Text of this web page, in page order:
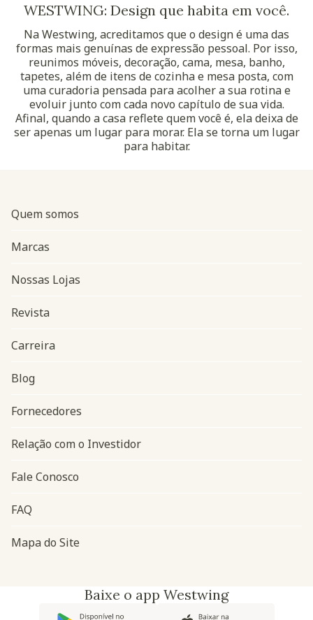
WESTWING: Design que habita em você.
Na Westwing, acreditamos que o design é uma das
formas mais genuínas de expressão pessoal. Por isso,
reunimos móveis, decoração, cama, mesa, banho,
tapetes, além de itens de cozinha e mesa posta, com
uma curadoria pensada para acolher a sua rotina e
evoluir junto com cada novo capítulo de sua vida.
Afinal, quando a casa reflete quem você é, ela deixa de
ser apenas um lugar para morar. Ela se torna um lugar
para habitar.
Navegação do rodapé
Quem somos
Marcas
Nossas Lojas
Revista
Carreira
Blog
Fornecedores
Relação com o Investidor
Fale Conosco
FAQ
Mapa do Site
Baixe o app Westwing